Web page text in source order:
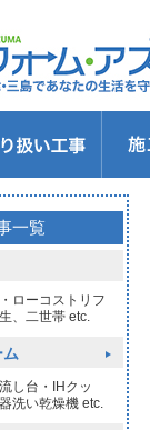
チンのリフォーム
ルームのリフォーム
レのリフォーム
所のリフォーム
器交換
フォーム
リフォーム
リフォーム
・屋根塗装
一覧
ローコストリフ
、二世帯 etc.
し台・IHクッ
洗い乾燥機 etc.